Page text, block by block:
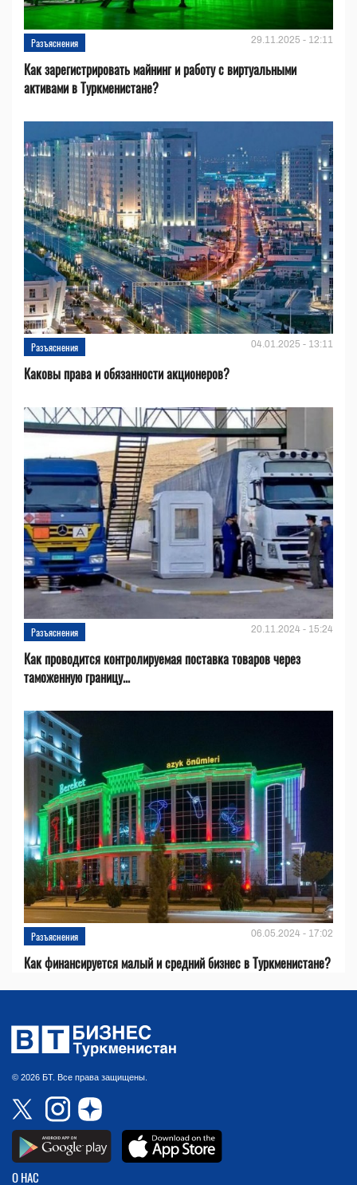
Разъяснения 29.11.2025 - 12:11
Как зарегистрировать майнинг и работу с виртуальными
активами в Туркменистане?
Разъяснения 04.01.2025 - 13:11
Каковы права и обязанности акционеров?
Разъяснения 20.11.2024 - 15:24
Как проводится контролируемая поставка товаров через
таможенную границу...
Разъяснения 06.05.2024 - 17:02
Как финансируется малый и средний бизнес в Туркменистане?
© 2026 БТ. Все права защищены.
О НАС